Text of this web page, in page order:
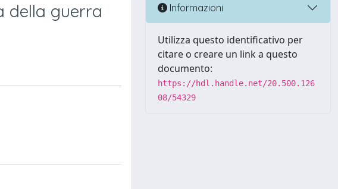
della guerra
Informazioni
Utilizza questo identificativo per
citare o creare un link a questo
documento:
https://hdl.handle.net/20.500.126
08/54329